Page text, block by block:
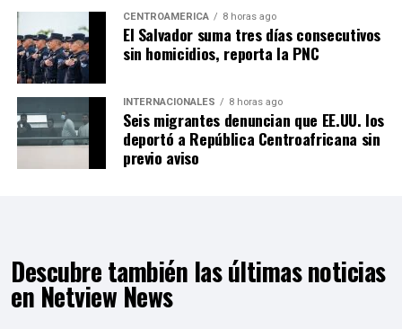
CENTROAMÉRICA 8 horas ago
El Salvador suma tres días consecutivos
sin homicidios, reporta la PNC
INTERNACIONALES 8 horas ago
Seis migrantes denuncian que EE.UU. los
deportó a República Centroafricana sin
previo aviso
Descubre también las últimas noticias
en Netview News